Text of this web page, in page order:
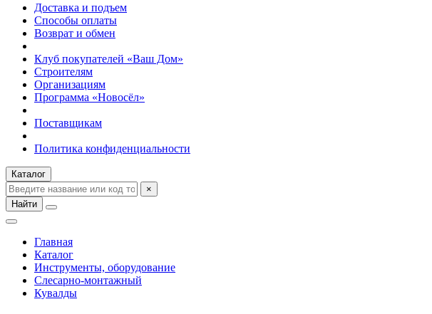
Доставка и подъем
Способы оплаты
Возврат и обмен
Клуб покупателей «Ваш Дом»
Строителям
Организациям
Программа «Новосёл»
Поставщикам
Политика конфиденциальности
Каталог
×
Найти
Главная
Каталог
Инструменты, оборудование
Слесарно-монтажный
Кувалды